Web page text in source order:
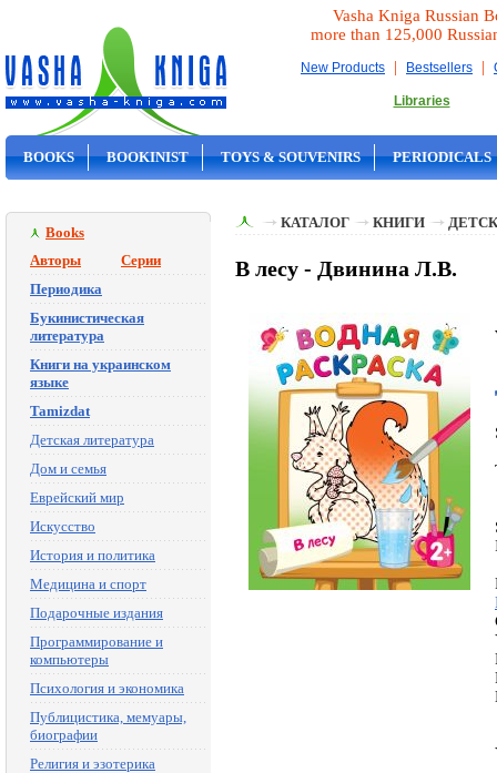
Vasha Kniga Russian
more than 125,000
New Products | Bestsellers |
Libraries
BOOKS BOOKINIST TOYS & SOUVENIRS PERIODICALS
Books
Авторы
Серии
Периодика
Букинистическая
литература
Книги на украинском
языке
Tamizdat
Детская литература
Дом и семья
Еврейский мир
Искусство
История и политика
Медицина и спорт
Подарочные издания
Программирование и
компьютеры
Психология и экономика
Публицистика, мемуары,
биографии
Религия и эзотерика
КАТАЛОГ КНИГИ
В лесу - Двинина Л.В.